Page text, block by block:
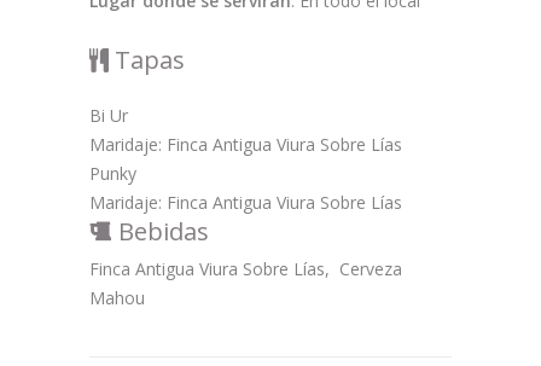
Tapas
Bi Ur
Maridaje: Finca Antigua Viura Sobre Lías
Punky
Maridaje: Finca Antigua Viura Sobre Lías
Bebidas
Finca Antigua Viura Sobre Lías, Cerveza
Mahou